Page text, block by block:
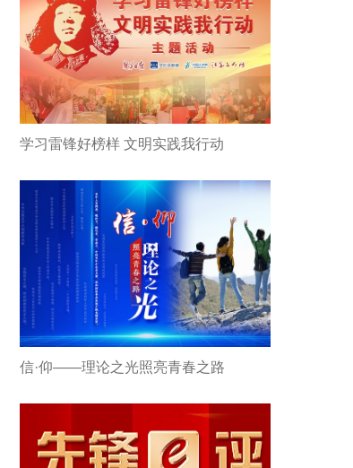
学习雷锋好榜样 文明实践我行动
信·仰——理论之光照亮青春之路